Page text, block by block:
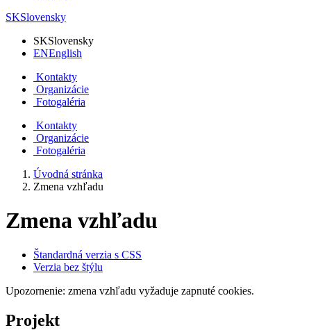
SKSlovensky
SKSlovensky
ENEnglish
Kontakty
Organizácie
Fotogaléria
Kontakty
Organizácie
Fotogaléria
Úvodná stránka
Zmena vzhľadu
Zmena vzhľadu
Štandardná verzia s CSS
Verzia bez štýlu
Upozornenie: zmena vzhľadu vyžaduje zapnuté cookies.
Projekt